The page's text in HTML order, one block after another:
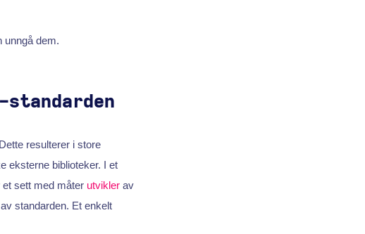
unngå dem.
resulterer i store
eksterne biblioteker. I et
sett med måter utviklerav
standarden. Et enkelt